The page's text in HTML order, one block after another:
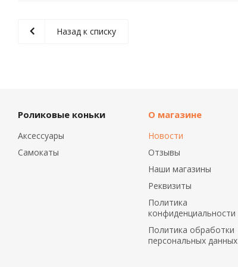
Назад к списку
Роликовые коньки
Аксессуары
Самокаты
О магазине
Новости
Отзывы
Наши магазины
Реквизиты
Политика
конфиденциальности
Политика обработки
персональных данных